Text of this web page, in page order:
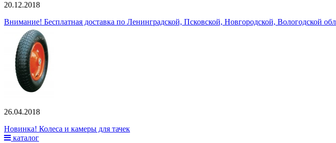
20.12.2018
Внимание! Бесплатная доставка по Ленинградской, Псковской, Новгородской, Вологодской
26.04.2018
Новинка! Колеса и камеры для тачек
каталог